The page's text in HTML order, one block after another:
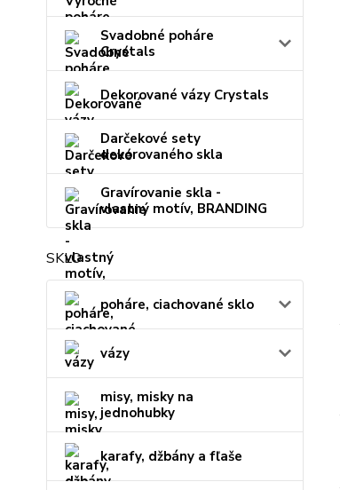
Svadobné poháre
Crystals
Dekorované vázy Crystals
Darčekové sety
dekorovaného skla
Gravírovanie skla -
vlastný motív, BRANDING
SKLO
poháre, ciachované sklo
vázy
misy, misky na
jednohubky
karafy, džbány a fľaše